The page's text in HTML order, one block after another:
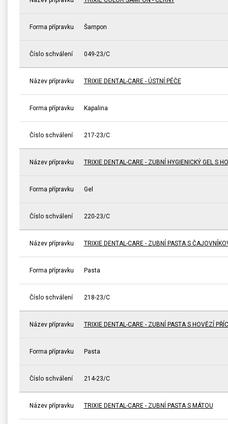
Forma přípravku Šampon
Číslo schválení 049-23/C
Název přípravku TRIXIE DENTAL-CARE - ÚSTNÍ PÉČE
Forma přípravku Kapalina
Číslo schválení 217-23/C
Název přípravku TRIXIE DENTAL-CARE - ZUBNÍ HYGIENICKÝ GEL S
Forma přípravku Gel
Číslo schválení 220-23/C
Název přípravku TRIXIE DENTAL-CARE - ZUBNÍ PASTA S
Forma přípravku Pasta
Číslo schválení 218-23/C
Název přípravku TRIXIE DENTAL-CARE - ZUBNÍ PASTA S HOVĚZÍ
Forma přípravku Pasta
Číslo schválení 214-23/C
Název přípravku TRIXIE DENTAL-CARE - ZUBNÍ PASTA S MÁTOU